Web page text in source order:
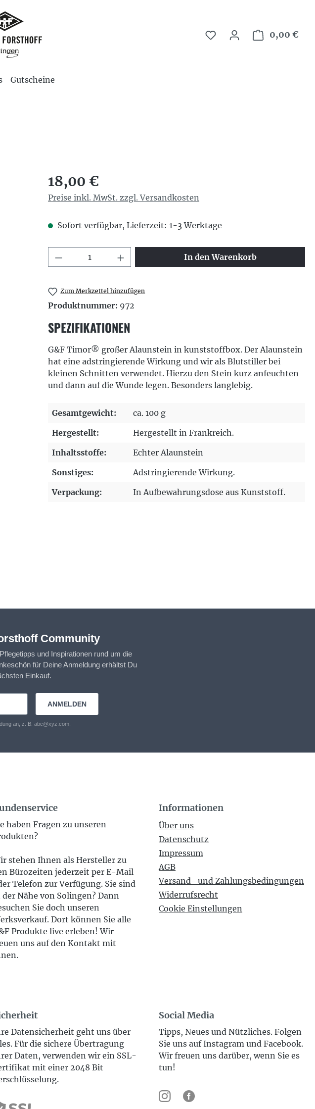
0,00 €
Gutscheine
Regulärer Preis:
18,00 €
Preise inkl. MwSt. zzgl. Versandkosten
Sofort verfügbar, Lieferzeit: 1-3 Werktage
Produkt Anzahl: Gib den gewünschten
In den Warenkorb
Zum Merkzettel hinzufügen
Produktnummer: 972
SPEZIFIKATIONEN
G&F Timor® großer Alaunstein in kunststoffbox. Der Alaunstein
hat eine adstringierende Wirkung und wir als Blutstiller bei
kleinen Schnitten verwendet. Hierzu den Stein kurz anfeuchten
und dann auf die Wunde legen. Besonders langlebig.
Gesamtgewicht:
ca. 100 g
Hergestellt:
Hergestellt in Frankreich.
Inhaltsstoffe:
Echter Alaunstein
Sonstiges:
Adstringierende Wirkung.
Verpackung:
In Aufbewahrungsdose aus Kunststoff.
Community
und Inspirationen rund um die
für Deine Anmeldung erhältst Du
Einkauf.
ANMELDEN
an, z. B. abc@xyz.com.
haben Fragen zu unseren
stehen Ihnen als Hersteller zu
Bürozeiten jederzeit per E-Mail
Telefon zur Verfügung. Sie sind
der Nähe von Solingen? Dann
Sie doch unseren
Dort können Sie alle
Produkte live erleben! Wir
uns auf den Kontakt mit
Informationen
Über uns
Datenschutz
Impressum
AGB
Versand- und Zahlungsbedingungen
Widerrufsrecht
Cookie Einstellungen
Datensicherheit geht uns über
Für die sichere Übertragung
Daten, verwenden wir ein SSL-
mit einer 2048 Bit
Social Media
Tipps, Neues und Nützliches. Folgen
Sie uns auf Instagram und Facebook.
Wir freuen uns darüber, wenn Sie es
tun!